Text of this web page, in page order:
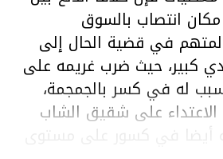
انتصاب بالسوق
في قضية الحال إلى
كبير، حيث ضرب غريمه على
له في كسر بالجمجمة،
على شقيق الشاب
أيضا في كسور على مستوى